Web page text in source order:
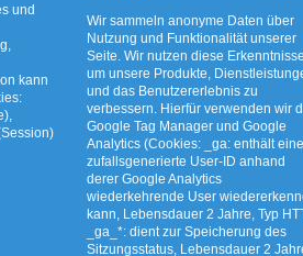
und
kann
Wir sammeln anonyme Daten über
Nutzung und Funktionalität unserer
Seite. Wir nutzen diese Erkenntnisse,
um unsere Produkte,
und das Benutzererlebnis zu
verbessern. Hierfür verwenden wir
Google Tag Manager und Google
Analytics (Cookies: _ga: enthält eine
zufallsgenerierte User-ID anhand
derer Google Analytics
wiederkehrende User
kann, Lebensdauer 2 Jahre, Typ
_ga_*: dient zur Speicherung des
Sitzungsstatus, Lebensdauer 2